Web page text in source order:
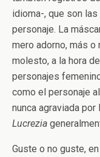
idioma-, que son
personaje. La
mero adorno, más
molesto, a la hora
personajes
como el personaje
nunca agraviada
Lucrezia
Guste o no guste,